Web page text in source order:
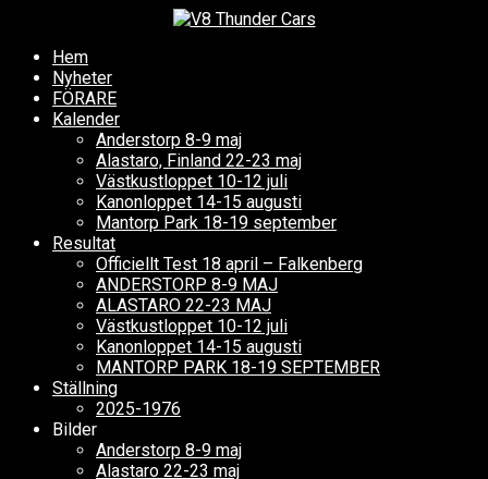
Hem
Nyheter
FÖRARE
Kalender
Anderstorp 8-9 maj
Alastaro, Finland 22-23 maj
Västkustloppet 10-12 juli
Kanonloppet 14-15 augusti
Mantorp Park 18-19 september
Resultat
Officiellt Test 18 april – Falkenberg
ANDERSTORP 8-9 MAJ
ALASTARO 22-23 MAJ
Västkustloppet 10-12 juli
Kanonloppet 14-15 augusti
MANTORP PARK 18-19 SEPTEMBER
Ställning
2025-1976
Bilder
Anderstorp 8-9 maj
Alastaro 22-23 maj